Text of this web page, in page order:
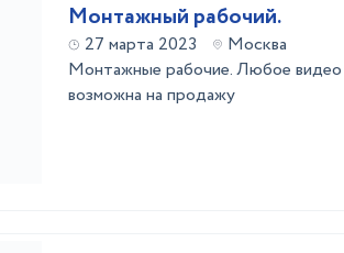
Монтажный рабочий.
27 марта 2023
Москва
Монтажные рабочие. Любое видео
возможна на продажу